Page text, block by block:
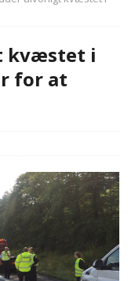
kvæstet i
for at